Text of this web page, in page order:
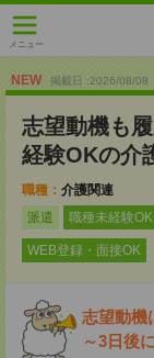
メニュー
NEW 掲載日 :2026/08/08
志望動機も
経験OKの介
職種： 介護関連
派遣
職種未経験OK
WEB登録・面接OK
志望動機
～3日後